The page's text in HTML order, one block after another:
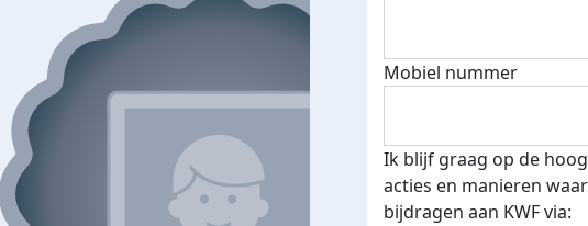
Mobiel nummer
Ik blijf graag op de
acties en manieren
bijdragen aan KWF via: